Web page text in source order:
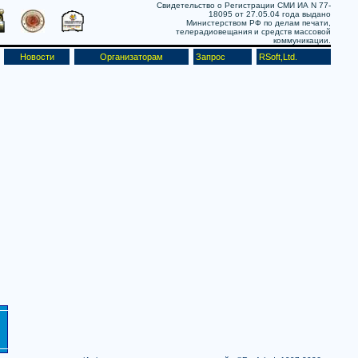
Свидетельство о Регистрации СМИ ИА N 77-
18095 от 27.05.04 года выдано
Министерством РФ по делам печати,
телерадиовещания и средств массовой
коммуникации.
Новости Организаторам Запрос RSoft,Ltd.